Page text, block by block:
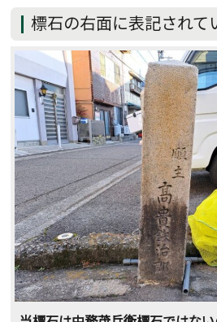
標石の右面に表記されて